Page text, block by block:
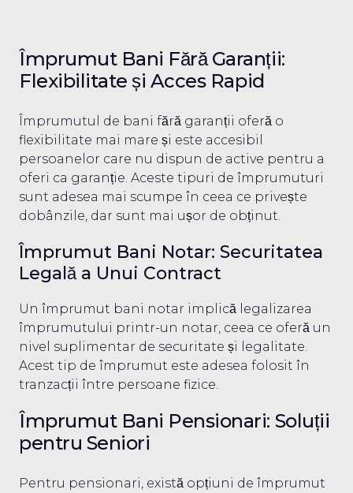
Împrumut Bani Fără Garanții:
Flexibilitate și Acces Rapid
Împrumutul de bani fără garanții oferă o
flexibilitate mai mare și este accesibil
persoanelor care nu dispun de active pentru a
oferi ca garanție. Aceste tipuri de împrumuturi
sunt adesea mai scumpe în ceea ce privește
dobânzile, dar sunt mai ușor de obținut.
Împrumut Bani Notar: Securitatea
Legală a Unui Contract
Un împrumut bani notar implică legalizarea
împrumutului printr-un notar, ceea ce oferă un
nivel suplimentar de securitate și legalitate.
Acest tip de împrumut este adesea folosit în
tranzacții între persoane fizice.
Împrumut Bani Pensionari: Soluții
pentru Seniori
Pentru pensionari, există opțiuni de împrumut